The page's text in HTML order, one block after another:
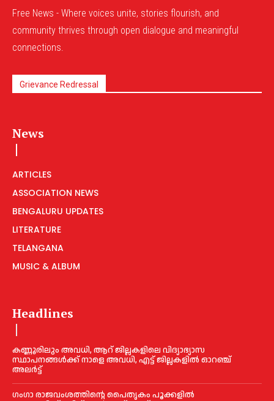
Free News - Where voices unite, stories flourish, and
community thrives through open dialogue and meaningful
connections.
Grievance Redressal
News
ARTICLES
ASSOCIATION NEWS
BENGALURU UPDATES
LITERATURE
TELANGANA
MUSIC & ALBUM
Headlines
കണ്ണൂരിലും അവധി, ആറ് ജില്ലകളിലെ വിദ്യാഭ്യാസ
സ്ഥാപനങ്ങൾക്ക് നാളെ അവധി, എട്ട് ജില്ലകളിൽ ഓറഞ്ച്
അലർട്ട്
ഗംഗാ രാജവംശത്തിന്റെ പൈതൃകം പൂക്കളിൽ